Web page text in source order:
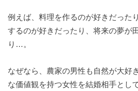
例えば、料理を作るのが好きだった
するのが好きだったり、将来の夢が
り…。
なぜなら、農家の男性も自然が大好
な価値観を持つ女性を結婚相手とし